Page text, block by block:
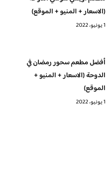
(الاسعار + المنيو + الموقع)
1 يونيو، 2022
أفضل مطعم سحور رمضان في
الدوحة (الاسعار + المنيو +
الموقع)
1 يونيو، 2022